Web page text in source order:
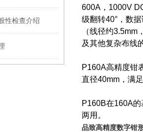
性检查介绍
600A，1000V
级翻转40°，数
（线径约
及其他复杂布线
P160A高精度钳
直径40mm，满
P160B在160A
两用。
品致高精度数字钳